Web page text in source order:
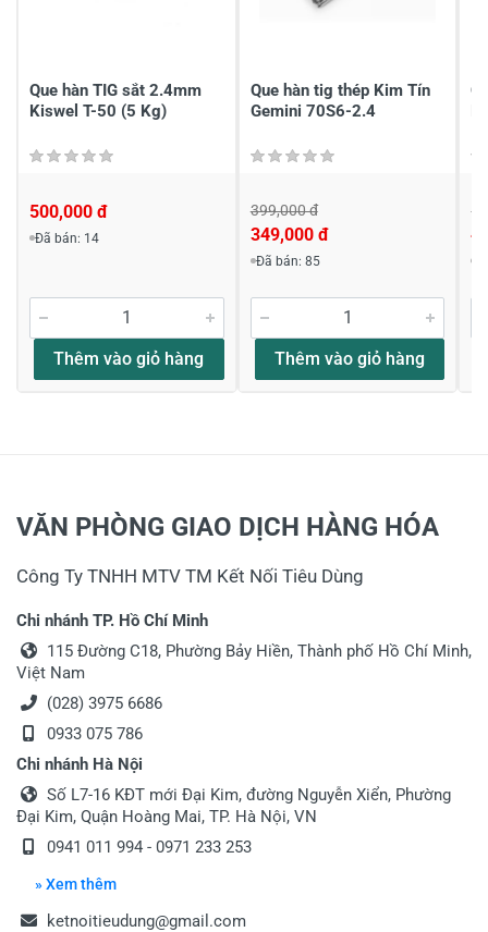
Khách hàng nhận xét về sản phẩm
abc
phẩm chất tốt
hàng tốt giá tốt, chăm sóc nhiệt tình, giao hàng rất
Viết nhận xét về sản phẩm
Đánh giá sao
Họ và tên*
Tiêu đề của nhận xét *
Viết nhận xét của bạn vào bên dưới
Que hàn TIG sắt 2.4mm
Kiswel T-50 (5 Kg)
500,000 đ
Đã bán: 14
Thêm vào giỏ hàng
Que hàn tig thép Kim Tín
Gemini 70S6-2.4
399,000 đ
349,000 đ
Đã bán: 85
Thêm vào giỏ hàng
VĂN PHÒNG GIAO DỊCH HÀNG HÓA
Công Ty TNHH MTV TM Kết Nối Tiêu Dùng
Chi nhánh TP. Hồ Chí Minh
115 Đường C18, Phường Bảy Hiền, Thành phố Hồ Chí Minh,
Việt Nam
(028) 3975 6686
0933 075 786
Chi nhánh Hà Nội
Số L7-16 KĐT mới Đại Kim, đường Nguyễn Xiển, Phường
Đại Kim, Quận Hoàng Mai, TP. Hà Nội, VN
0941 011 994 - 0971 233 253
» Xem thêm
ketnoitieudung@gmail.com